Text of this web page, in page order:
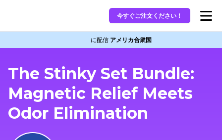
今すぐご注文ください！
に配信 アメリカ合衆国
The Stinky Set Bundle:
Magnetic Relief Meets
Odor Elimination